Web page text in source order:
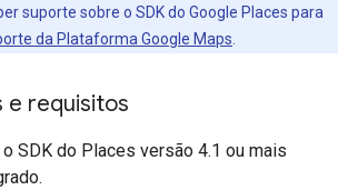
suporte sobre o SDK do Google Places para
da Plataforma Google Maps
e requisitos
SDK do Places versão 4.1 ou mais